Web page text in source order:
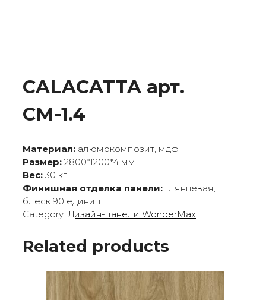
CALACATTA арт.
СМ-1.4
Материал: алюмокомпозит, мдф
Размер: 2800*1200*4 мм
Вес: 30 кг
Финишная отделка панели: глянцевая,
блеск 90 единиц
Category: Дизайн-панели WonderMax
Related products